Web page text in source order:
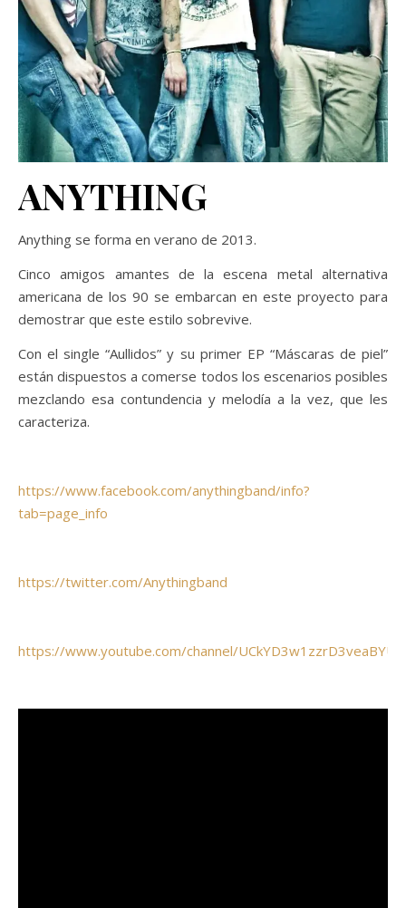
ANYTHING
Anything se forma en verano de 2013.
Cinco amigos amantes de la escena metal alternativa
americana de los 90 se embarcan en este proyecto para
demostrar que este estilo sobrevive.
Con el single “Aullidos” y su primer EP “Máscaras de piel”
están dispuestos a comerse todos los escenarios posibles
mezclando esa contundencia y melodía a la vez, que les
caracteriza.
https://www.facebook.com/anythingband/info?
tab=page_info
https://twitter.com/Anythingband
https://www.youtube.com/channel/